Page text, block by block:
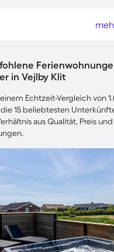
in Vejlby Klit
Echtzeit-Vergleich von
15 beliebtesten
aus Qualität, Preis und